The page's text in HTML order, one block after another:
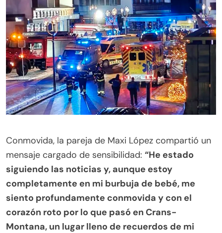
Conmovida, la pareja de Maxi López compartió un
mensaje cargado de sensibilidad: “He estado
siguiendo las noticias y, aunque estoy
completamente en mi burbuja de bebé, me
siento profundamente conmovida y con el
corazón roto por lo que pasó en Crans-
Montana, un lugar lleno de recuerdos de mi